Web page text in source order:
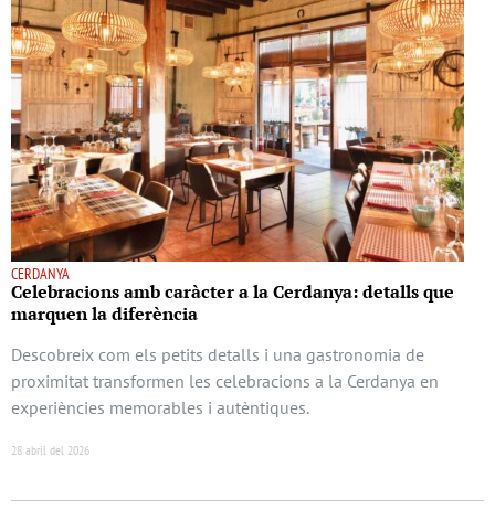
CERDANYA
Celebracions amb caràcter a la Cerdanya: detalls que
marquen la diferència
Descobreix com els petits detalls i una gastronomia de
proximitat transformen les celebracions a la Cerdanya en
experiències memorables i autèntiques.
28 abril del 2026